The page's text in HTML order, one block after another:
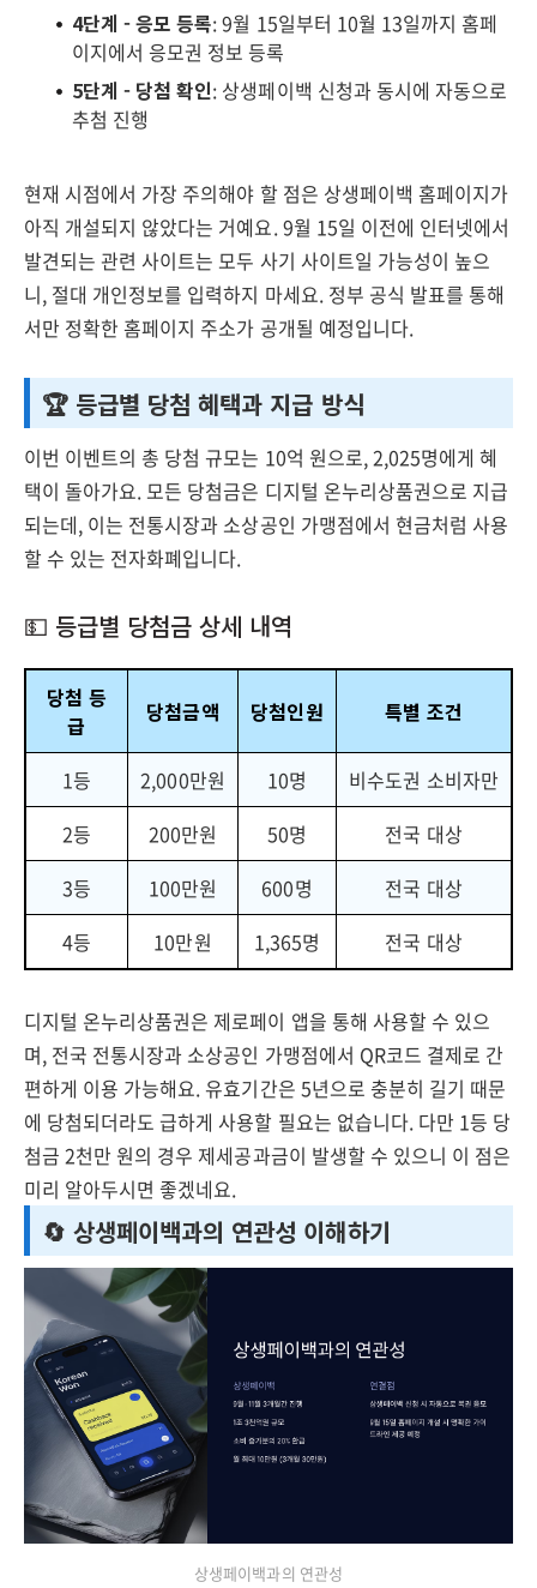
4단계 - 응모 등록: 9월 15일부터 10월 13일까지 홈페
이지에서 응모권 정보 등록
5단계 - 당첨 확인: 상생페이백 신청과 동시에 자동으로
추첨 진행
현재 시점에서 가장 주의해야 할 점은 상생페이백 홈페이지가
아직 개설되지 않았다는 거예요. 9월 15일 이전에 인터넷에서
발견되는 관련 사이트는 모두 사기 사이트일 가능성이 높으
니, 절대 개인정보를 입력하지 마세요. 정부 공식 발표를 통해
서만 정확한 홈페이지 주소가 공개될 예정입니다.
🏆 등급별 당첨 혜택과 지급 방식
이번 이벤트의 총 당첨 규모는 10억 원으로, 2,025명에게 혜
택이 돌아가요. 모든 당첨금은 디지털 온누리상품권으로 지급
되는데, 이는 전통시장과 소상공인 가맹점에서 현금처럼 사용
할 수 있는 전자화폐입니다.
💵 등급별 당첨금 상세 내역
당첨 등
급
당첨금액 당첨인원 특별 조건
1등 2,000만원 10명
비수도권 소비자만
2등
200만원 50명
전국 대상
3등
100만원 600명
전국 대상
4등
10만원 1,365명 전국 대상
디지털 온누리상품권은 제로페이 앱을 통해 사용할 수 있으
며, 전국 전통시장과 소상공인 가맹점에서 QR코드 결제로 간
편하게 이용 가능해요. 유효기간은 5년으로 충분히 길기 때문
에 당첨되더라도 급하게 사용할 필요는 없습니다. 다만 1등 당
첨금 2천만 원의 경우 제세공과금이 발생할 수 있으니 이 점은
미리 알아두시면 좋겠네요.
🔄 상생페이백과의 연관성 이해하기
상생페이백과의 연관성